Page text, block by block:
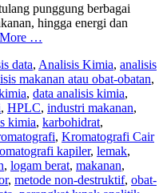
punggung berbagai
hingga energi dan
More …
data, Analisis Kimia, analisis
makanan atau obat-obatan,
, data analisis kimia,
, HPLC, industri makanan,
kimia, karbohidrat,
, Kromatografi Cair
kapiler, lemak,
, logam berat, makanan,
, metode non-destruktif, obat-